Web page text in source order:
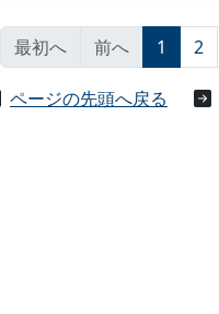
最初へ 前へ 1 2
ページの先頭へ戻る